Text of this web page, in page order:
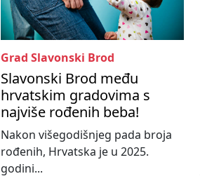
Grad Slavonski Brod
Slavonski Brod među
hrvatskim gradovima s
najviše rođenih beba!
Nakon višegodišnjeg pada broja
rođenih, Hrvatska je u 2025.
godini...